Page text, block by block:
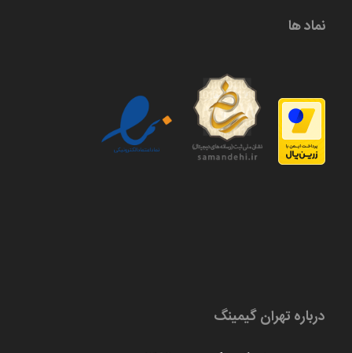
نماد ها
درباره تهران گیمینگ